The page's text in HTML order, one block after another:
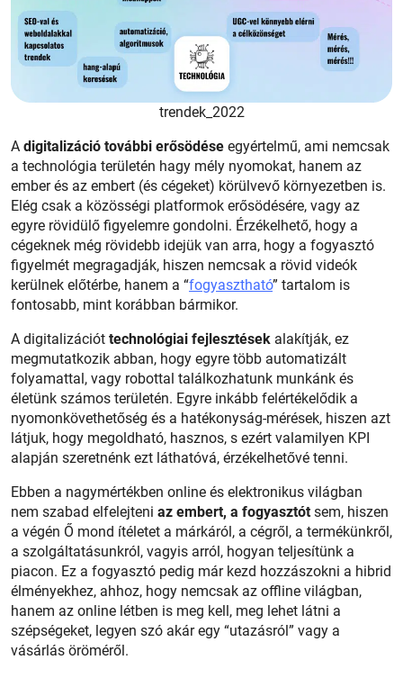
trendek_2022
A digitalizáció további erősödése egyértelmű, ami nemcsak
a technológia területén hagy mély nyomokat, hanem az
ember és az embert (és cégeket) körülvevő környezetben is.
Elég csak a közösségi platformok erősödésére, vagy az
egyre rövidülő figyelemre gondolni. Érzékelhető, hogy a
cégeknek még rövidebb idejük van arra, hogy a fogyasztó
figyelmét megragadják, hiszen nemcsak a rövid videók
kerülnek előtérbe, hanem a “fogyasztható” tartalom is
fontosabb, mint korábban bármikor.
A digitalizációt technológiai fejlesztések alakítják, ez
megmutatkozik abban, hogy egyre több automatizált
folyamattal, vagy robottal találkozhatunk munkánk és
életünk számos területén. Egyre inkább felértékelődik a
nyomonkövethetőség és a hatékonyság-mérések, hiszen azt
látjuk, hogy megoldható, hasznos, s ezért valamilyen KPI
alapján szeretnénk ezt láthatóvá, érzékelhetővé tenni.
Ebben a nagymértékben online és elektronikus világban
nem szabad elfelejteni az embert, a fogyasztót sem, hiszen
a végén Ő mond ítéletet a márkáról, a cégről, a termékünkről,
a szolgáltatásunkról, vagyis arról, hogyan teljesítünk a
piacon. Ez a fogyasztó pedig már kezd hozzászokni a hibrid
élményekhez, ahhoz, hogy nemcsak az offline világban,
hanem az online létben is meg kell, meg lehet látni a
szépségeket, legyen szó akár egy “utazásról” vagy a
vásárlás öröméről.